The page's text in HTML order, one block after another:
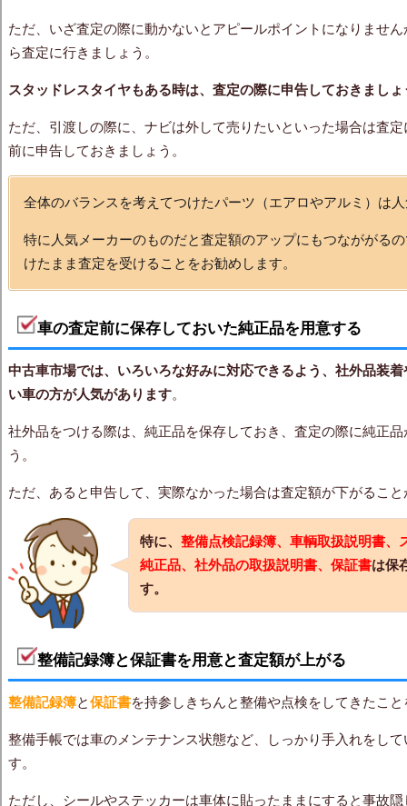
ただ、いざ査定の際に動かないとアピールポイントになりませ
ら査定に行きましょう。
スタッドレスタイヤもある時は、査定の際に申告しておきましょ
ただ、引渡しの際に、ナビは外して売りたいといった場合は査
前に申告しておきましょう。
全体のバランスを考えてつけたパーツ（エアロやアルミ）は
特に人気メーカーのものだと査定額のアップにもつなががる
けたまま査定を受けることをお勧めします。
車の査定前に保存しておいた純正品を用意する
中古車市場では、いろいろな好みに対応できるよう、社外品装
い車の方が人気があります。
社外品をつける際は、純正品を保存しておき、査定の際に純正
う。
ただ、あると申告して、実際なかった場合は査定額が下がるこ
特に、整備点検記録簿、車輌取扱説明書、
純正品、社外品の取扱説明書、保証書は保
す。
整備記録簿と保証書を用意と査定額が上がる
整備記録簿と保証書を持参しきちんと整備や点検をしてきたこ
整備手帳では車のメンテナンス状態など、しっかり手入れをし
す。
ただし、 シールやステッカーは車体に貼ったままにすると事故